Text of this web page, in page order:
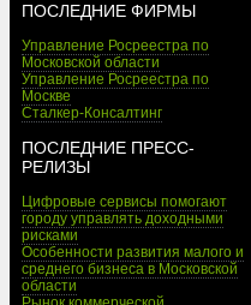
ПОСЛЕДНИЕ ФИРМЫ
Управление Росреестра по
Московской области
Управление Росреестра по
Москве
Сталкер-Консалтинг
ПОСЛЕДНИЕ ПРЕСС-
РЕЛИЗЫ
Цифровые сервисы помогают
городу управлять доходными
рисками
Особенности развития малого и
среднего бизнеса в Московской
области